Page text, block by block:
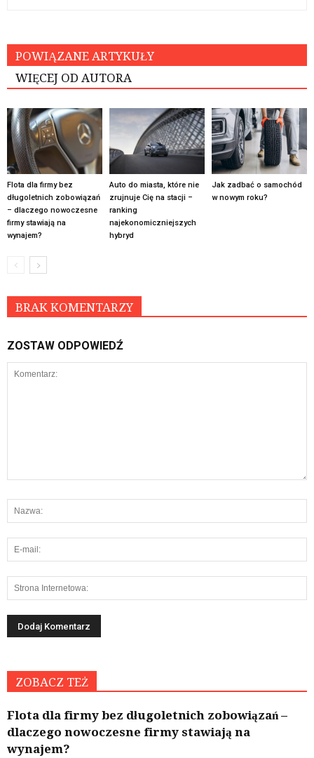
POWIĄZANE ARTYKUŁY
WIĘCEJ OD AUTORA
Flota dla firmy bez
długoletnich zobowiązań
– dlaczego nowoczesne
firmy stawiają na
wynajem?
Auto do miasta, które nie
zrujnuje Cię na stacji –
ranking
najekonomiczniejszych
hybryd
Jak zadbać o samochód
w nowym roku?
BRAK KOMENTARZY
ZOSTAW ODPOWIEDŹ
ZOBACZ TEŻ
Flota dla firmy bez długoletnich zobowiązań –
dlaczego nowoczesne firmy stawiają na
wynajem?